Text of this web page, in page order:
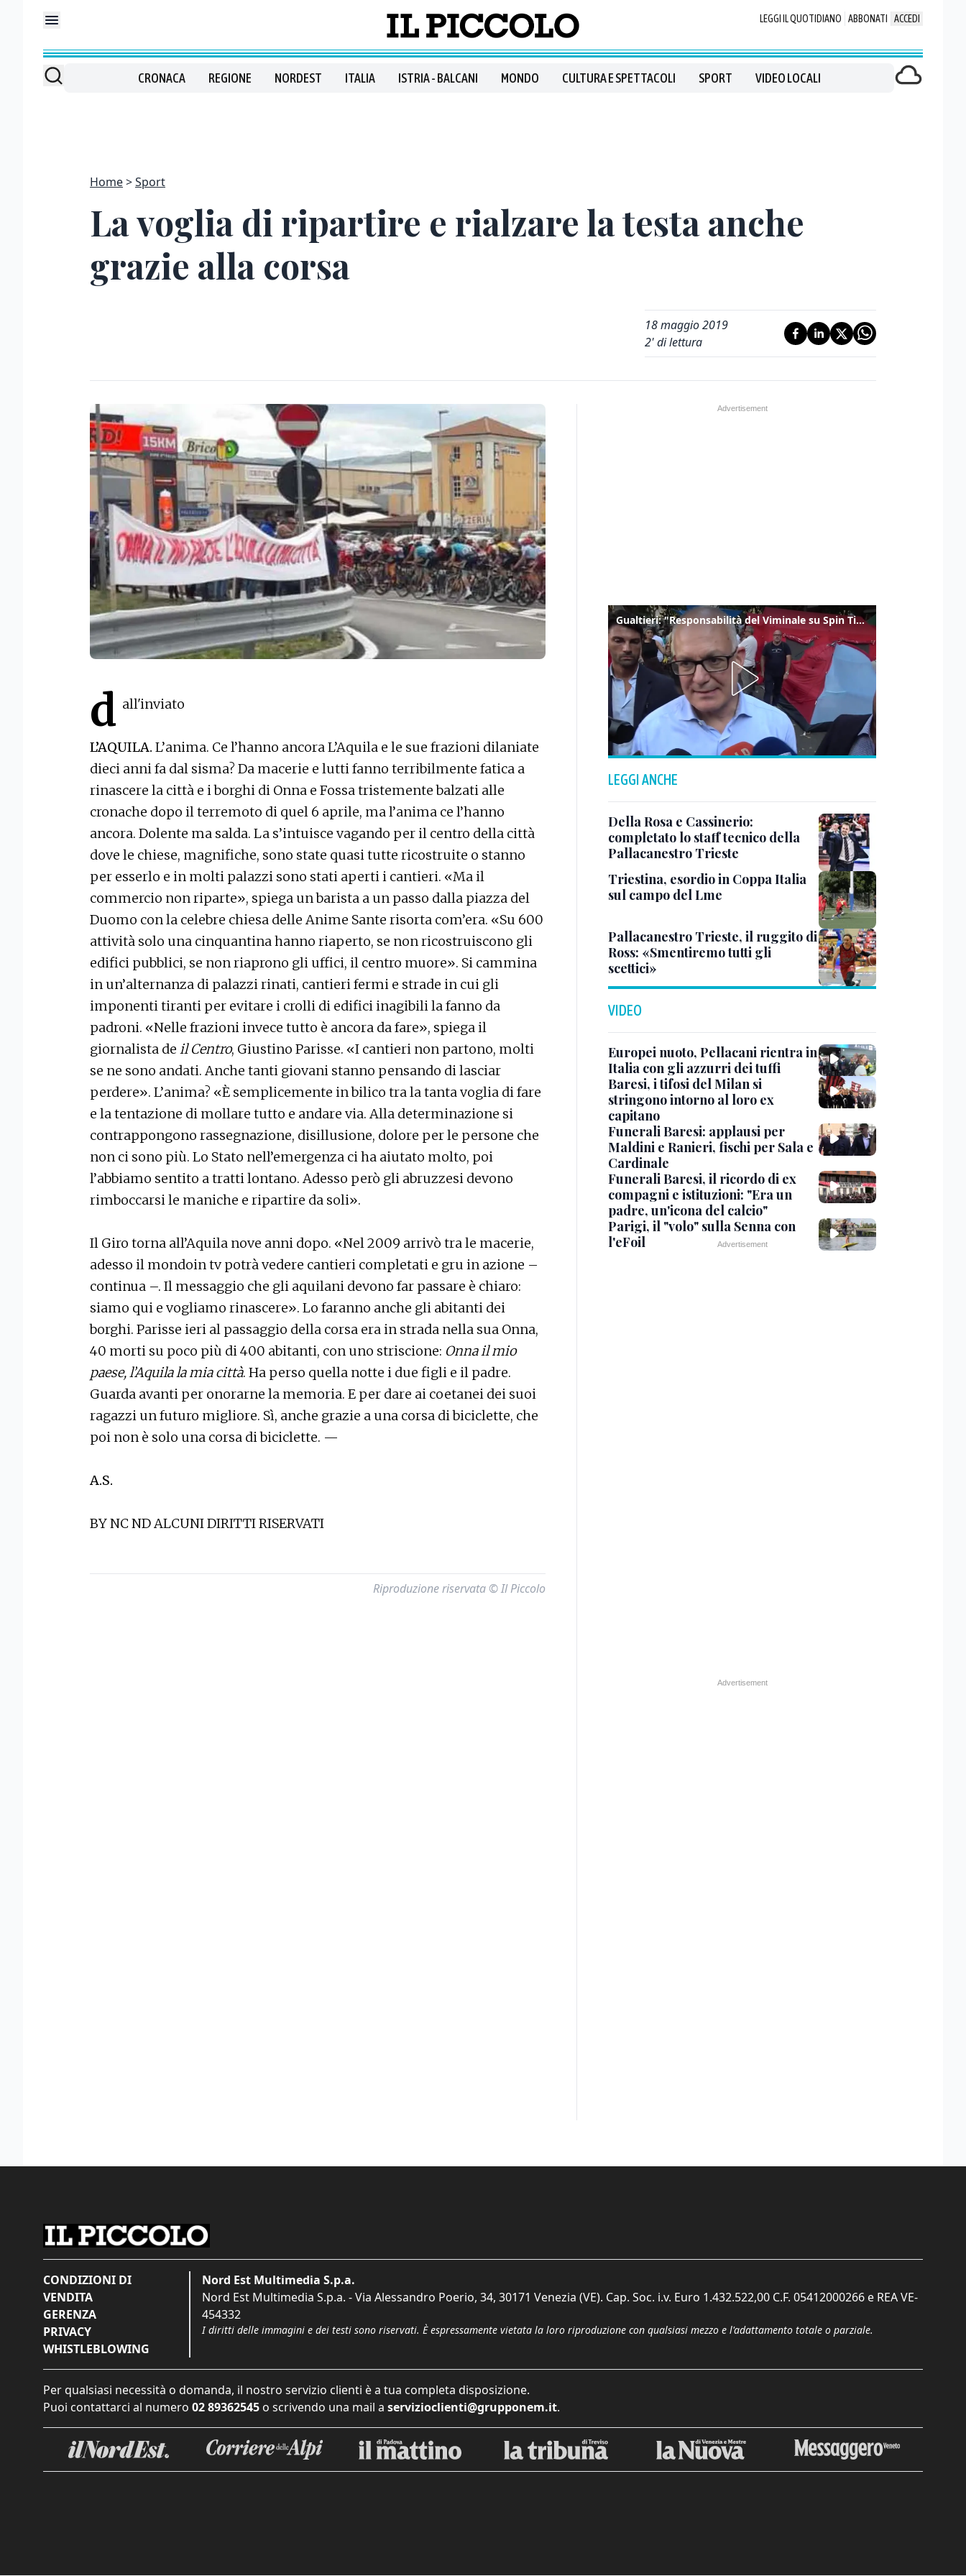
LEGGI IL QUOTIDIANO ABBONATI ACCEDI
CRONACA REGIONE NORDEST ITALIA ISTRIA - BALCANI MONDO CULTURA E SPETTACOLI SPORT VIDEO LOCALI
Home Sport
La voglia di ripartire e rialzare la testa anche
grazie alla corsa
18 maggio 2019
2' di lettura
d all'inviato
L’AQUILA. L’anima. Ce l’hanno ancora L’Aquila e le sue frazioni dilaniate
dieci anni fa dal sisma? Da macerie e lutti fanno terribilmente fatica a
rinascere la città e i borghi di Onna e Fossa tristemente balzati alle
cronache dopo il terremoto di quel 6 aprile, ma l’anima ce l’hanno
ancora. Dolente ma salda. La s’intuisce vagando per il centro della città
dove le chiese, magnifiche, sono state quasi tutte ricostruite o stanno
per esserlo e in molti palazzi sono stati aperti i cantieri. «Ma il
commercio non riparte», spiega un barista a un passo dalla piazza del
Duomo con la celebre chiesa delle Anime Sante risorta com’era. «Su 600
attività solo una cinquantina hanno riaperto, se non ricostruiscono gli
edifici pubblici, se non riaprono gli uffici, il centro muore». Si cammina
in un’alternanza di palazzi rinati, cantieri fermi e strade in cui gli
imponenti tiranti per evitare i crolli di edifici inagibili la fanno da
padroni. «Nelle frazioni invece tutto è ancora da fare», spiega il
giornalista de il Centro, Giustino Parisse. «I cantieri non partono, molti
se ne sono andati. Anche tanti giovani stanno pensando di lasciar
perdere». L’anima? «È semplicemente in bilico tra la tanta voglia di fare
e la tentazione di mollare tutto e andare via. Alla determinazione si
contrappongono rassegnazione, disillusione, dolore per le persone che
non ci sono più. Lo Stato nell’emergenza ci ha aiutato molto, poi
l’abbiamo sentito a tratti lontano. Adesso però gli abruzzesi devono
rimboccarsi le maniche e ripartire da soli».
Il Giro torna all’Aquila nove anni dopo. «Nel 2009 arrivò tra le macerie,
adesso il mondoin tv potrà vedere cantieri completati e gru in azione –
continua –. Il messaggio che gli aquilani devono far passare è chiaro:
siamo qui e vogliamo rinascere». Lo faranno anche gli abitanti dei
borghi. Parisse ieri al passaggio della corsa era in strada nella sua Onna,
40 morti su poco più di 400 abitanti, con uno striscione: Onna il mio
paese, l’Aquila la mia città. Ha perso quella notte i due figli e il padre.
Guarda avanti per onorarne la memoria. E per dare ai coetanei dei suoi
ragazzi un futuro migliore. Sì, anche grazie a una corsa di biciclette, che
poi non è solo una corsa di biciclette. —
A.S.
BY NC ND ALCUNI DIRITTI RISERVATI
Riproduzione riservata © Il Piccolo
Gualtieri: "Responsabilità del Viminale su Spin Time? La posizione dei partiti è nota"
LEGGI ANCHE
Della Rosa e Cassinerio:
completato lo staff tecnico della
Pallacanestro Trieste
Triestina, esordio in Coppa Italia
sul campo del Lme
Pallacanestro Trieste, il ruggito di
Ross: «Smentiremo tutti gli
scettici»
VIDEO
Europei nuoto, Pellacani rientra in
Italia con gli azzurri dei tuffi
Baresi, i tifosi del Milan si
stringono intorno al loro ex
capitano
Funerali Baresi: applausi per
Maldini e Ranieri, fischi per Sala e
Cardinale
Funerali Baresi, il ricordo di ex
compagni e istituzioni: "Era un
padre, un'icona del calcio"
Parigi, il "volo" sulla Senna con
l'eFoil
CONDIZIONI DI
VENDITA
GERENZA
PRIVACY
WHISTLEBLOWING
Nord Est Multimedia S.p.a.
Nord Est Multimedia S.p.a. - Via Alessandro Poerio, 34, 30171 Venezia (VE). Cap. Soc. i.v. Euro 1.432.522,00 C.F. 05412000266 e REA VE-
454332
I diritti delle immagini e dei testi sono riservati. È espressamente vietata la loro riproduzione con qualsiasi mezzo e l'adattamento totale o parziale.
Per qualsiasi necessità o domanda, il nostro servizio clienti è a tua completa disposizione.
Puoi contattarci al numero 02 89362545 o scrivendo una mail a servizioclienti@grupponem.it.